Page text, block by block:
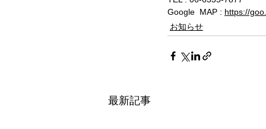
Google  MAP : https://
お知らせ
最新記事